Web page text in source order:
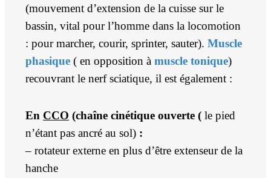
(mouvement d’extension de la cuisse sur le
bassin, vital pour l’homme dans la locomotion
: pour marcher, courir, sprinter, sauter). Muscle
phasique ( en opposition à muscle tonique)
recouvrant le nerf sciatique, il est également :
En CCO (chaîne cinétique ouverte ( le pied
n’étant pas ancré au sol) :
– rotateur externe en plus d’être extenseur de la
hanche